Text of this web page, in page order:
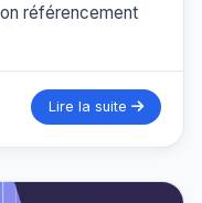
référencement
Lire la suite